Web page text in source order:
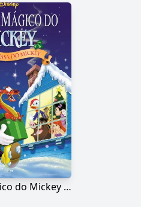
O Natal Mágico do Mickey - Nevou na Casa do Mickey